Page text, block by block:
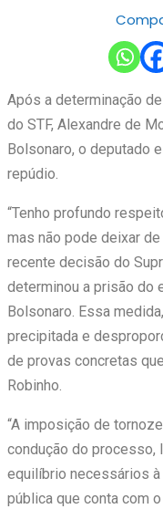
Após a determinação
do STF, Alexandre de
Bolsonaro, o deputado
repúdio.
“Tenho profundo
mas não pode deixar
recente decisão do
determinou a prisão do
Bolsonaro. Essa
precipitada e
de provas concretas
Robinho.
“A imposição de
condução do processo,
equilíbrio necessários
pública que conta com